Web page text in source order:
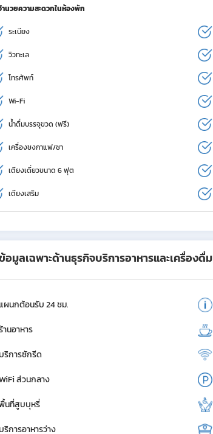
นวยความสะดวกในห้องพัก
ระเบียง
วิวทะเล
โทรศัพท์
Wi-Fi
น้ำดื่มบรรจุขวด (ฟรี)
เครื่องชงกาแฟ/ชา
เตียงเดี่ยวขนาด 6 ฟุต
เตียงเสริม
อมูลเฉพาะด้านธุรกิจบริการอาหารและเครื่องดื่ม
ผนกต้อนรับ 24 ชม.
านอาหาร
ริการซักรีด
ส่วนกลาง
นที่สูบบุหรี่
ริการอาหารว่าง